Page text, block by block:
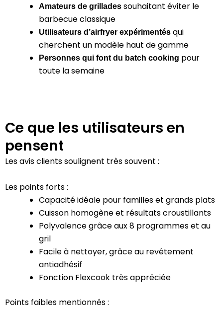
Amateurs de grillades souhaitant éviter le
barbecue classique
Utilisateurs d’airfryer expérimentés qui
cherchent un modèle haut de gamme
Personnes qui font du batch cooking pour
toute la semaine
Ce que les utilisateurs en
pensent
Les avis clients soulignent très souvent :
Les points forts :
Capacité idéale pour familles et grands plats
Cuisson homogène et résultats croustillants
Polyvalence grâce aux 8 programmes et au
gril
Facile à nettoyer, grâce au revêtement
antiadhésif
Fonction Flexcook très appréciée
Points faibles mentionnés :